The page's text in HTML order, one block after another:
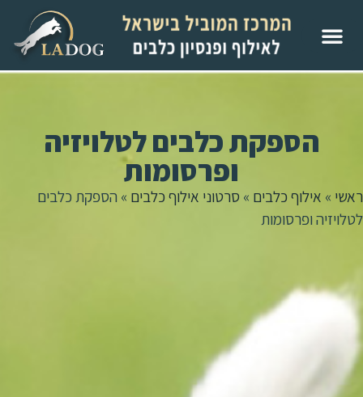
הספקת כלבים לטלויזיה
ופרסומות
ראשי » אילוף כלבים » סרטוני אילוף כלבים » הספקת כלבים
לטלויזיה ופרסומות